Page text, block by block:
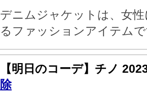
デニムジャケットは、女
るファッションアイテム
【明日のコーデ】チノ
除